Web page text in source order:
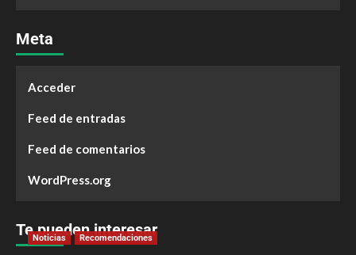
Meta
Acceder
Feed de entradas
Feed de comentarios
WordPress.org
Te pueden interesar
Noticias Recomendaciones